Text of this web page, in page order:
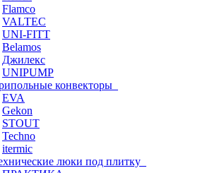
Flamco
VALTEC
UNI-FITT
Belamos
Джилекс
UNIPUMP
конвекторы
EVA
Gekon
STOUT
Techno
itermic
люки под плитку